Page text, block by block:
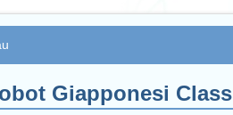
Giapponesi